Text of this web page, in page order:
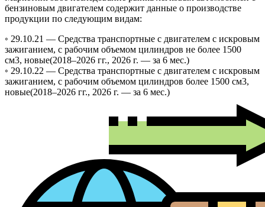
бензиновым двигателем содержит данные о производстве
продукции по следующим видам:
◦ 29.10.21 — Средства транспортные с двигателем с искровым
зажиганием, с рабочим объемом цилиндров не более 1500
см3, новые(2018–2026 гг., 2026 г. — за 6 мес.)
◦ 29.10.22 — Средства транспортные с двигателем с искровым
зажиганием, с рабочим объемом цилиндров более 1500 см3,
новые(2018–2026 гг., 2026 г. — за 6 мес.)